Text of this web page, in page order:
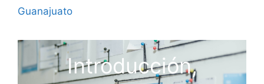
Guanajuato
Introducción,